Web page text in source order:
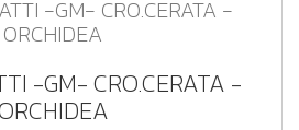
-GM- CRO.CERATA -